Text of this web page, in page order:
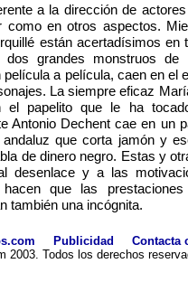
a la dirección de
como en otros aspectos.
están acertadísimos
dos grandes monstruos de
película a película, caen en el
La siempre eficaz
el papelito que le ha
Antonio Dechent cae en un
que corta jamón y
de dinero negro. Estas y
desenlace y a las
hacen que las
también una incógnita.
Publicidad
Contacta
2003. Todos los derechos